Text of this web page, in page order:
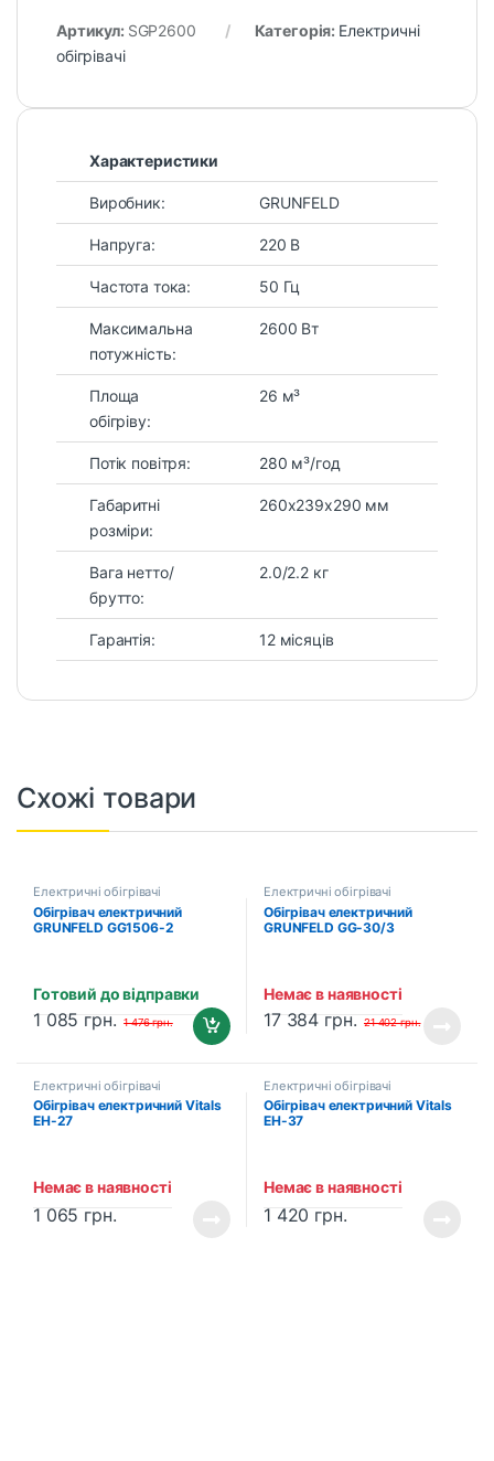
Артикул: SGP2600 Категорія: Електричні
обігрівачі
Характеристики
Виробник: GRUNFELD
Напруга: 220 В
Частота тока: 50 Гц
Максимальна
потужність:
2600 Вт
Площа
обігріву:
26 м³
Потік повітря: 280 м³/год
Габаритні
розміри:
260х239х290 мм
Вага нетто/
брутто:
2.0/2.2 кг
Гарантія: 12 місяців
Схожі товари
Електричні обігрівачі
Обігрівач електричний
GRUNFELD GG1506-2
Готовий до відправки
1 085 грн. 1 476грн.
Електричні обігрівачі
Обігрівач електричний
GRUNFELD GG-30/3
Немає в наявності
17 384 грн. 21 402грн.
Електричні обігрівачі
Обігрівач електричний Vitals
EH-27
Немає в наявності
1 065 грн.
Електричні обігрівачі
Обігрівач електричний Vitals
EH-37
Немає в наявності
1 420 грн.